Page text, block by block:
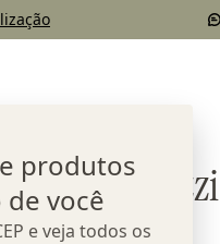
produtos
você
e veja todos os
Tomazzi